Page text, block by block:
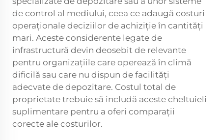
de control al mediului, ceea ce adaugă costuri
operaționale deciziilor de achiziție în cantități
mari. Aceste considerente legate de
infrastructură devin deosebit de relevante
pentru organizațiile care operează în climă
dificilă sau care nu dispun de facilități
adecvate de depozitare. Costul total de
proprietate trebuie să includă aceste cheltuieli
suplimentare pentru a oferi comparații
corecte ale costurilor.